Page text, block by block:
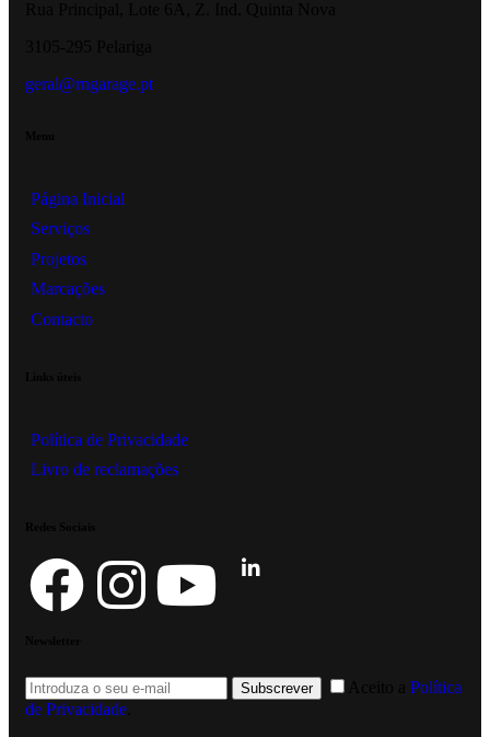
geral@rngarage.pt
Página Inicial
Serviços
Projetos
Marcações
Contacto
Política de Privacidade
Livro de reclamações
Subscrever
Política
de Privacidade